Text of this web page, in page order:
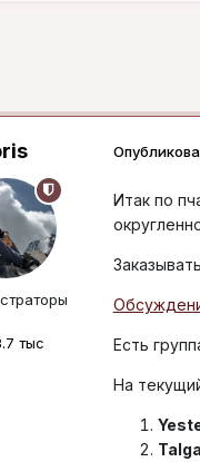
тыс
Итак по
Есть
На